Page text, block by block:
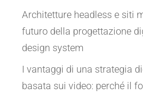
Architetture headless e siti
futuro della progettazione
design system
I vantaggi di una strategia
basata sui video: perché il